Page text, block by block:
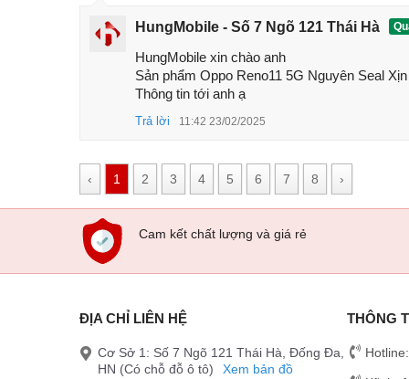
Chiếc điện thoại này vẫn được trang bị màn
HungMobile - Số 7 Ngõ 121 Thái Hà
HungMobile xin chào anh
Sản phẩm Oppo Reno11 5G Nguyên Seal
Thông tin tới anh ạ
Trả lời 11:42 23/02/2025
‹ 1 2 3 4 5 6 7 8 ›
Cam kết chất lượng và giá rẻ
ĐỊA CHỈ LIÊN HỆ
Cơ Sở 1: Số 7 Ngõ 121 Thái Hà, Đống Đa,
HN (Có chỗ đỗ ô tô)
Xem bản đồ
THÔNG
Hotline: